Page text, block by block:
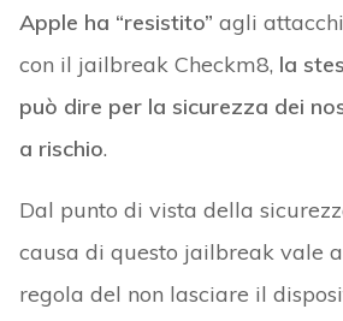
Apple ha “resistito” agli
con il jailbreak Checkm8, la
può dire per la sicurezza dei
a rischio.
Dal punto di vista della
causa di questo jailbreak vale
regola del non lasciare il